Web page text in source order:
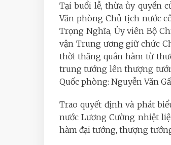
Tại buổi lễ, thừa ủy quyền
Văn phòng Chủ tịch nước
Trọng Nghĩa, Ủy viên Bộ
vận Trung ương giữ chức
thời thăng quân hàm từ
trung tướng lên thượng
Quốc phòng: Nguyễn Văn
Trao quyết định và phát
nước Lương Cường nhiệt
hàm đại tướng, thượng